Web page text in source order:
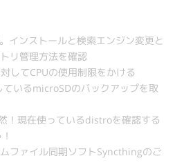
インストールと検索エンジン変更と
リ管理方法を確認
してCPUの使用制限をかける
いるmicroSDのバックアップを取
！現在使っているdistroを確認する
ファイル同期ソフトSyncthingのご